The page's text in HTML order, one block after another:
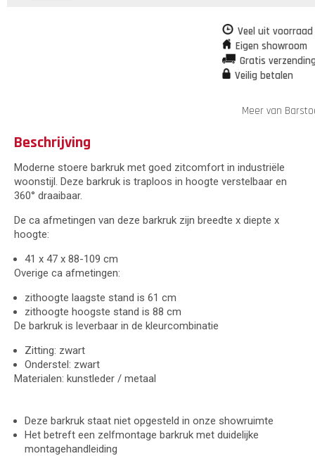
Veel uit
Eigen showroom
Gratis
Veilig betalen
Meer van
Beschrijving
Moderne stoere barkruk met goed zitcomfort in industriële
woonstijl. Deze barkruk is traploos in hoogte verstelbaar en
360° draaibaar.
De ca afmetingen van deze barkruk zijn breedte x diepte x
hoogte:
41 x 47 x 88-109 cm
Overige ca afmetingen:
zithoogte laagste stand is 61 cm
zithoogte hoogste stand is 88 cm
De barkruk is leverbaar in de kleurcombinatie
Zitting: zwart
Onderstel: zwart
Materialen: kunstleder / metaal
Deze barkruk staat niet opgesteld in onze showruimte
Het betreft een zelfmontage barkruk met duidelijke
montagehandleiding